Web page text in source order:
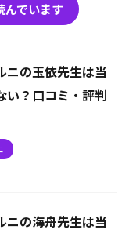
んでいます
ニの玉依先生は当
い？口コミ・評判
ニの海舟先生は当